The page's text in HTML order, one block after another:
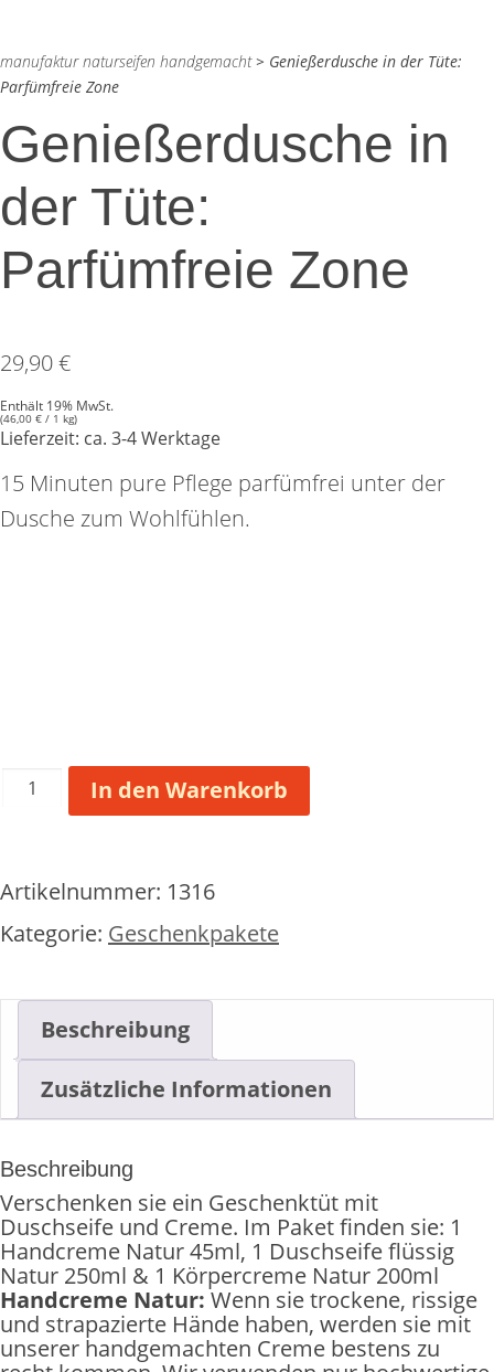
manufaktur naturseifen handgemacht> Genießerdusche in der Tüte:
Parfümfreie Zone
Genießerdusche in
der Tüte:
Parfümfreie Zone
29,90€
Enthält 19% MwSt.
(46,00 € / 1 kg)
Lieferzeit: ca. 3-4 Werktage
15 Minuten pure Pflege parfümfrei unter der
Dusche zum Wohlfühlen.
Genießerdusche
Parfümfreie
Menge
In den Warenkorb
Artikelnummer: 1316
Kategorie: Geschenkpakete
Beschreibung
Zusätzliche Informationen
Beschreibung
Verschenken sie ein Geschenktüt mit
Duschseife und Creme. Im Paket finden sie: 1
Handcreme Natur 45ml, 1 Duschseife flüssig
Natur 250ml & 1 Körpercreme Natur 200ml
Handcreme Natur: Wenn sie trockene, rissige
und strapazierte Hände haben, werden sie mit
unserer handgemachten Creme bestens zu